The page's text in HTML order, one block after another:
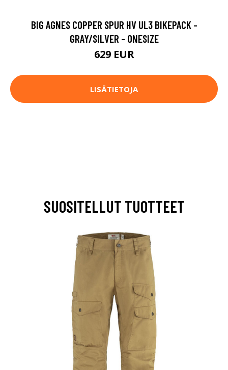
BIG AGNES COPPER SPUR HV UL3 BIKEPACK -
GRAY/SILVER - ONESIZE
629 EUR
LISÄTIETOJA
SUOSITELLUT TUOTTEET